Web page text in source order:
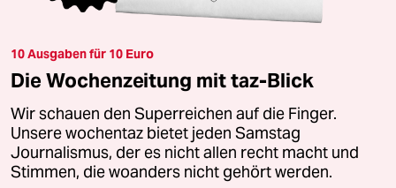
10 Ausgaben für 10 Euro
Die Wochenzeitung mit taz-Blick
Wir schauen den Superreichen auf die Finger.
Unsere wochentaz bietet jeden Samstag
Journalismus, der es nicht allen recht macht und
Stimmen, die woanders nicht gehört werden.